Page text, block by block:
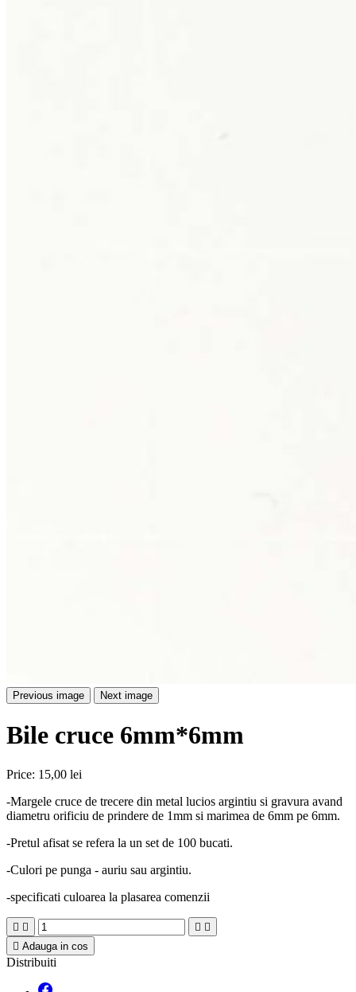
Previous image Next image
Bile cruce 6mm*6mm
Price: 15,00 lei
-Margele cruce de trecere din metal lucios argintiu si gravura avand
diametru orificiu de prindere de 1mm si marimea de 6mm pe 6mm.
-Pretul afisat se refera la un set de 100 bucati.
-Culori pe punga - auriu sau argintiu.
-specificati culoarea la plasarea comenzii
   
 Adauga in cos
Distribuiti